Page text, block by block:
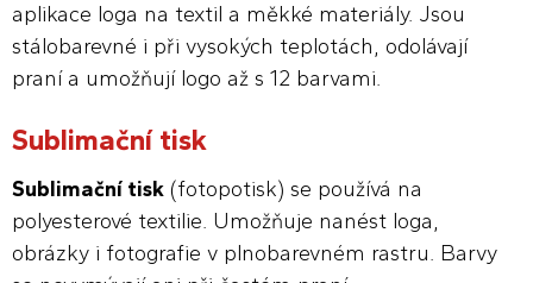
aplikace loga na textil a měkké materiály. Jsou
stálobarevné i při vysokých teplotách, odolávají
praní a umožňují logo až s 12 barvami.
Sublimační tisk
Sublimační tisk (fotopotisk) se používá na
polyesterové textilie. Umožňuje nanést loga,
obrázky i fotografie v plnobarevném rastru. Barvy